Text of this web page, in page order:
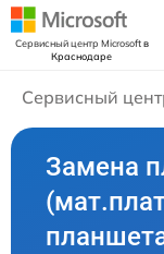
Сервисный центр Microsoftв
Краснодаре
Сервисный
Замена